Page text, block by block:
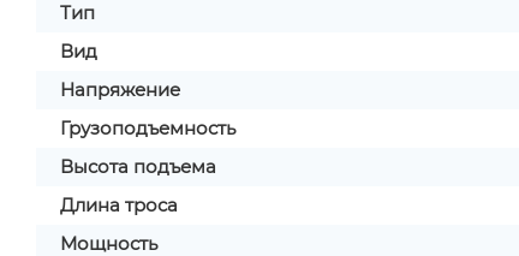
Тип
Вид
Напряжение
Грузоподъемность
Высота подъема
Длина троса
Мощность